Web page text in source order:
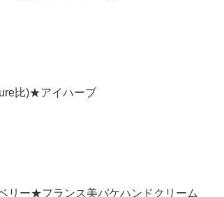
比)★アイハーブ
リー★フランス美パケハンドクリーム